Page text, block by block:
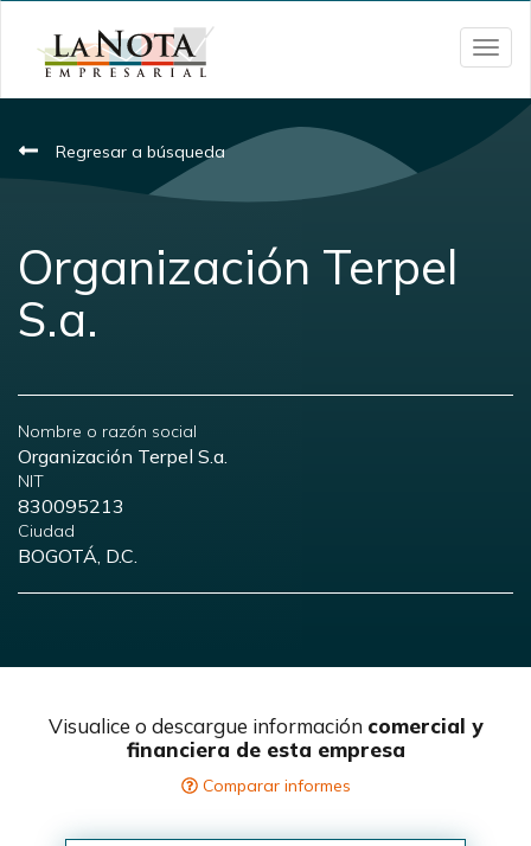
Menú
Regresar a búsqueda
Organización Terpel
S.a.
Nombre o razón social
Organización Terpel S.a.
NIT
830095213
Ciudad
BOGOTÁ, D.C.
Visualice o descargue información comercial y
financiera de esta empresa
Comparar informes